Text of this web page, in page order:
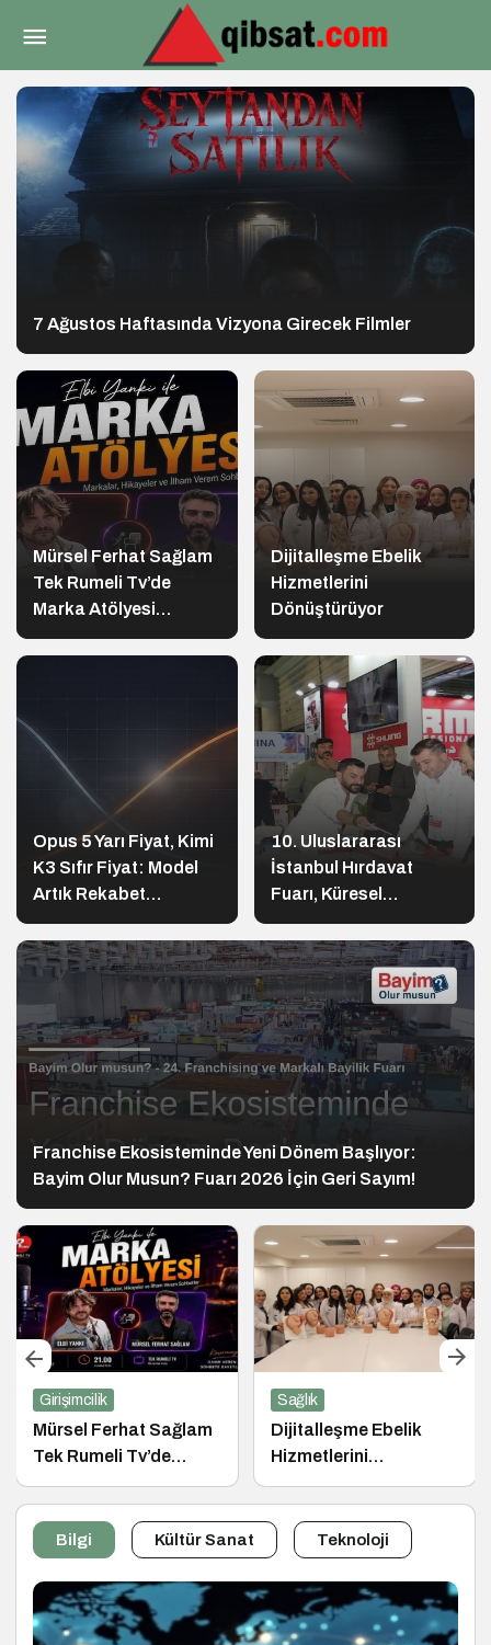
7 Ağustos Haftasında Vizyona Girecek Filmler
Mürsel Ferhat Sağlam
Tek Rumeli Tv’de
Marka Atölyesi
Programına Konuk
Oldu
Dijitalleşme Ebelik
Hizmetlerini
Dönüştürüyor
Opus 5 Yarı Fiyat, Kimi
K3 Sıfır Fiyat: Model
Artık Rekabet
Avantajın Değil
10. Uluslararası
İstanbul Hırdavat
Fuarı, Küresel
Ticaretin Yeni Merkezi
Olmaya Hazırlanıyor
Franchise Ekosisteminde Yeni Dönem Başlıyor:
Bayim Olur Musun? Fuarı 2026 İçin Geri Sayım!
Girişimcilik
Mürsel Ferhat Sağlam
Tek Rumeli Tv’de
Marka Atölyesi
Programına Konuk
Oldu
Sağlık
Dijitalleşme Ebelik
Hizmetlerini
Dönüştürüyor
Bilgi Kültür Sanat Teknoloji